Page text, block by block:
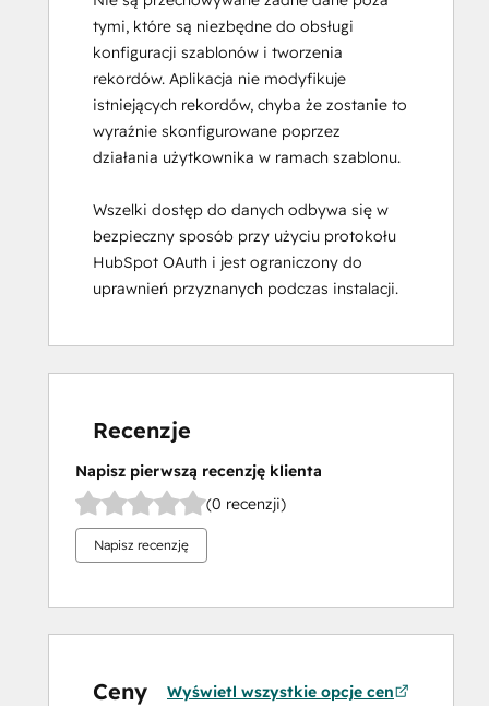
tymi, które są niezbędne do obsługi
konfiguracji szablonów i tworzenia
rekordów. Aplikacja nie modyfikuje
istniejących rekordów, chyba że zostanie to
wyraźnie skonfigurowane poprzez
działania użytkownika w ramach szablonu.
Wszelki dostęp do danych odbywa się w
bezpieczny sposób przy użyciu protokołu
HubSpot OAuth i jest ograniczony do
uprawnień przyznanych podczas instalacji.
Recenzje
Napisz pierwszą recenzję klienta
(0 recenzji)
Napisz recenzję
Ceny Wyświetl wszystkie opcje cen